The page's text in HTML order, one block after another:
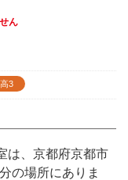
ん
3
は、京都府京都市
の場所にありま